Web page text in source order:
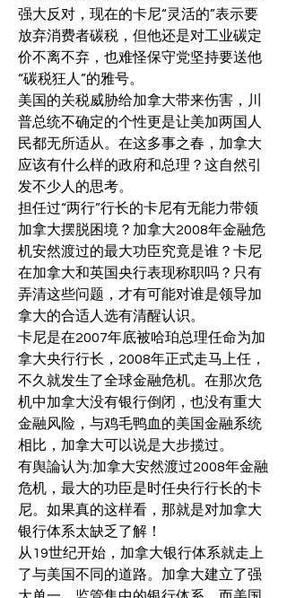
强大反对，现在的卡尼“灵活的”表示要
放弃消费者碳税，但他还是对工业碳定
价不离不弃，也难怪保守党坚持要送他
“碳税狂人”的雅号。
美国的关税威胁给加拿大带来伤害，川
普总统不确定的个性更是让美加两国人
民都无所适从。在这多事之春，加拿大
应该有什么样的政府和总理？这自然引
发不少人的思考。
担任过“两行”行长的卡尼有无能力带领
加拿大摆脱困境？加拿大2008年金融危
机安然渡过的最大功臣究竟是谁？卡尼
在加拿大和英国央行表现称职吗？只有
弄清这些问题，才有可能对谁是领导加
拿大的合适人选有清醒认识。
卡尼是在2007年底被哈珀总理任命为加
拿大央行行长，2008年正式走马上任，
不久就发生了全球金融危机。在那次危
机中加拿大没有银行倒闭，也没有重大
金融风险，与鸡毛鸭血的美国金融系统
相比，加拿大可以说是大步揽过。
有舆論认为:加拿大安然渡过2008年金融
危机，最大的功臣是时任央行行长的卡
尼。如果真的这样看，那就是对加拿大
银行体系太缺乏了解！
从19世纪开始，加拿大银行体系就走上
了与美国不同的道路。加拿大建立了强